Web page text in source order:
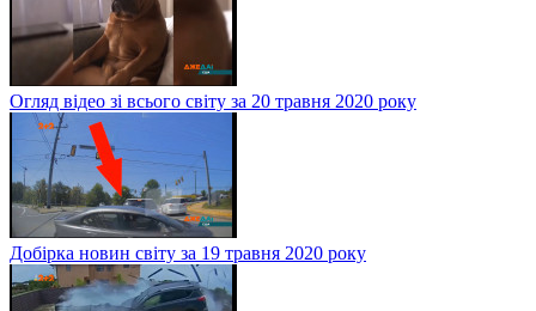
Огляд відео зі всього світу за 20 травня 2020 року
Добірка новин світу за 19 травня 2020 року